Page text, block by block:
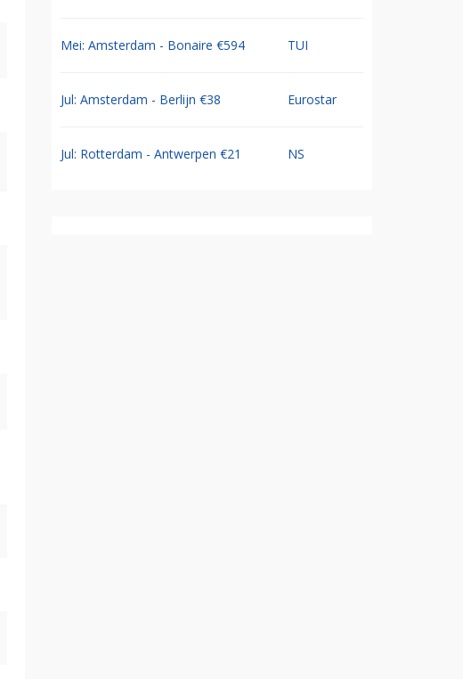
Mei: Amsterdam - Bonaire €594 TUI
Jul: Amsterdam - Berlijn €38 Eurostar
Jul: Rotterdam - Antwerpen €21 NS